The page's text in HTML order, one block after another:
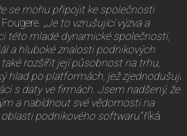
se mohu připojit ke společnosti
„Je to vzrušující výzva a
této mladé dynamické společnosti,
a hluboké znalosti podnikových
rozšířit její působnost na trhu,
hlad po platformách, jež zjednodušují
s daty ve firmách. Jsem nadšený, že
a nabídnout své vědomosti na
podnikového softwaru“říká